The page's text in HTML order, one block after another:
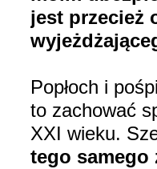
jest przecież
Popłoch i
to zachować
XXI wieku.
tego samego